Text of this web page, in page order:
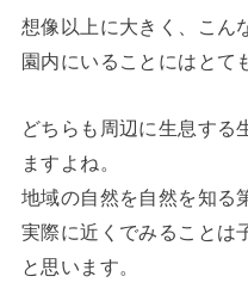
想像以上に大きく、こん
園内にいることにはとて
どちらも周辺に生息する
ますよね。
地域の自然を自然を知る
実際に近くでみることは
と思います。